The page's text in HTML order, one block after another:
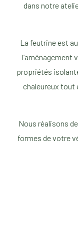
dans notre
La feutrine est
l’aménagement
propriétés
chaleureux tout
Nous réalisons
formes de votre